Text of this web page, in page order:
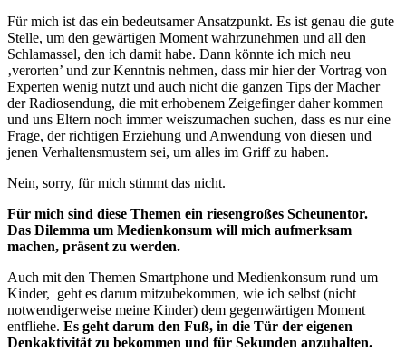
Für mich ist das ein bedeutsamer Ansatzpunkt. Es ist genau die gute
Stelle, um den gewärtigen Moment wahrzunehmen und all den
Schlamassel, den ich damit habe. Dann könnte ich mich neu
‚verorten’ und zur Kenntnis nehmen, dass mir hier der Vortrag von
Experten wenig nutzt und auch nicht die ganzen Tips der Macher
der Radiosendung, die mit erhobenem Zeigefinger daher kommen
und uns Eltern noch immer weiszumachen suchen, dass es nur eine
Frage, der richtigen Erziehung und Anwendung von diesen und
jenen Verhaltensmustern sei, um alles im Griff zu haben.
Nein, sorry, für mich stimmt das nicht.
Für mich sind diese Themen ein riesengroßes Scheunentor.
Das Dilemma um Medienkonsum will mich aufmerksam
machen, präsent zu werden.
Auch mit den Themen Smartphone und Medienkonsum rund um
Kinder, geht es darum mitzubekommen, wie ich selbst (nicht
notwendigerweise meine Kinder) dem gegenwärtigen Moment
entfliehe. Es geht darum den Fuß, in die Tür der eigenen
Denkaktivität zu bekommen und für Sekunden anzuhalten.